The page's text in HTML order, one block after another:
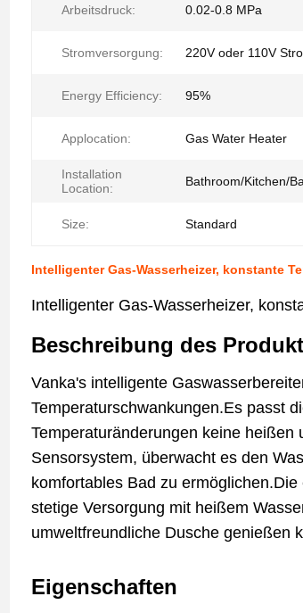
Arbeitsdruck: 0.02-0.8 MPa
Stromversorgung: 220V oder 110V
Energy Efficiency: 95%
Applocation: Gas Water Heater
Installation
Location:
Bathroom/Kitchen/
Size: Standard
Intelligenter Gas-Wasserheizer, konstante
Intelligenter Gas-Wasserheizer,
Beschreibung des
Vanka's intelligente
Temperaturschwankungen.Es passt
Temperaturänderungen keine
Sensorsystem, überwacht es den
komfortables Bad zu
stetige Versorgung mit heißem
umweltfreundliche Dusche genießen
Eigenschaften